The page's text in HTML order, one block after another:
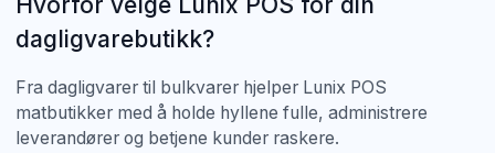
dagligvarebutikk?
Fra dagligvarer til bulkvarer hjelper Lunix POS
matbutikker med å holde hyllene fulle, administrere
leverandører og betjene kunder raskere.